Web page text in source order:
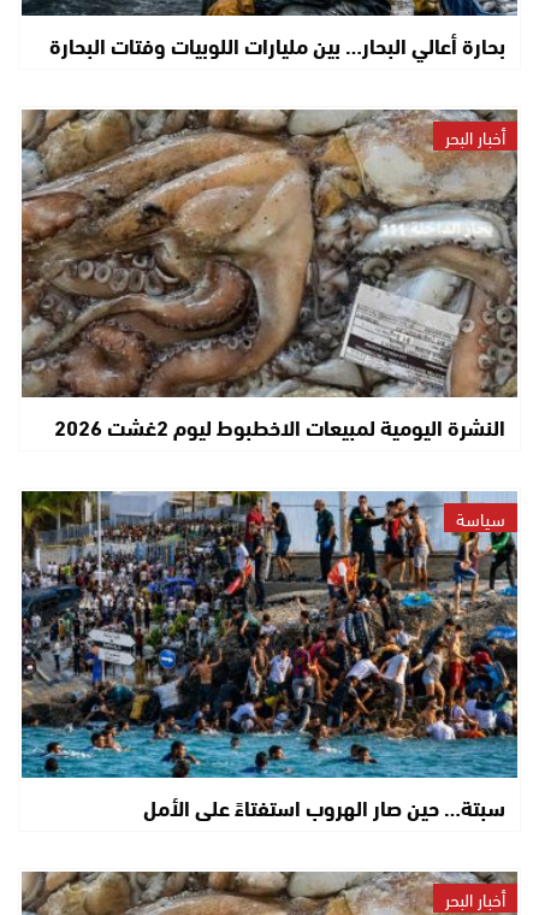
بحارة أعالي البحار… بين مليارات اللوبيات وفتات البحارة
أخبار البحر
النشرة اليومية لمبيعات الاخطبوط ليوم 2غشت 2026
سياسة
سبتة… حين صار الهروب استفتاءً على الأمل
أخبار البحر